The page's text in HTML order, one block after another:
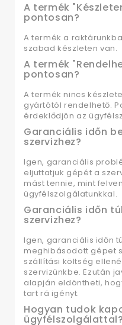
A termék
pontosan?
A termék a
szabad készleten van.
A termék
pontosan?
A termék nincs
gyártótól rendelhető.
érdeklődjön az
Garanciális időn
szervizhez?
Igen, garanciális
eljuttatjuk gépét a
mást tennie, mint
ügyfélszolgálatunkkal.
Garanciális időn
szervizhez?
Igen, garanciális időn
meghibásodott gépet
szállítási költség
szervizünkbe. Ezután
alapján eldöntheti,
tart rá igényt.
Hogyan tudok
ügyfélszolgálattal?